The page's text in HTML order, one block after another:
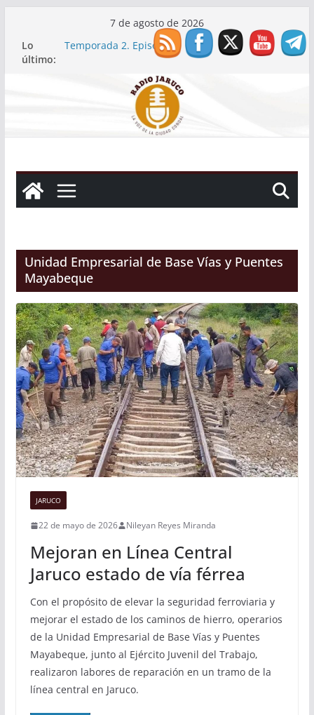
contenido
7 de agosto de 2026
Lo
último:
Temporada 2. Episodio 2
Temporada 2. Episodio 1
Continúa en Jaruco reforma de contenedor en
Cuba conquista su primera medalla en el
Atletismo de Santo Domingo 2026… y tiene sello
Unidad Empresarial de Base Vías y Puentes
Mayabeque
JARUCO
22 de mayo de 2026 Nileyan Reyes Miranda
Mejoran en Línea Central
Jaruco estado de vía férrea
Con el propósito de elevar la seguridad ferroviaria y
mejorar el estado de los caminos de hierro, operarios
de la Unidad Empresarial de Base Vías y Puentes
Mayabeque, junto al Ejército Juvenil del Trabajo,
realizaron labores de reparación en un tramo de la
línea central en Jaruco.